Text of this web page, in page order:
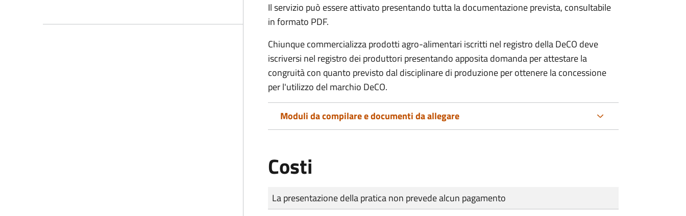
Il servizio può essere attivato presentando tutta la documentazione prevista, consultabile
in formato PDF.
Chiunque commercializza prodotti agro-alimentari iscritti nel registro della DeCO deve
iscriversi nel registro dei produttori presentando apposita domanda per attestare la
congruità con quanto previsto dal disciplinare di produzione per ottenere la concessione
per l'utilizzo del marchio DeCO.
Moduli da compilare e documenti da allegare
Costi
Tipo di pagamento
Importo
La presentazione della pratica non prevede alcun pagamento